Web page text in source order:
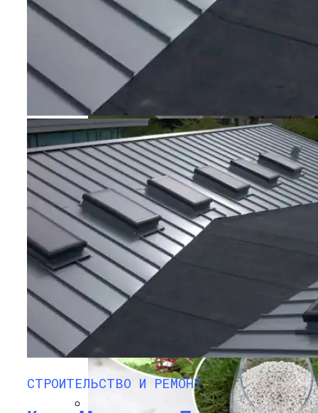
Бад Эльстер (Германия) — Лечебный
Курорт
Достопримечательности Города
Какие Материалы Позволяют
Устойчиво Выдерживать Снеговые
Нагрузки На Крыше
Профилированный Поликарбонат:
Преимущества И Сфера Применения
СТРОИТЕЛЬСТВО И РЕМОНТ